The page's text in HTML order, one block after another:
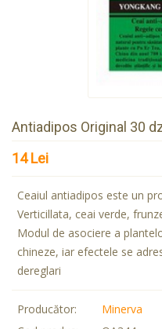
Antiadipos Original 30
14 Lei
Ceaiul antiadipos este un
Verticillata, ceai verde,
Modul de asociere a
chineze, iar efectele se
dereglari
Producător:
Minerva